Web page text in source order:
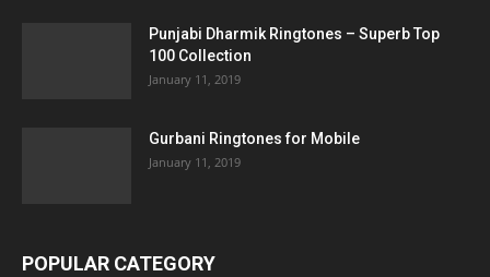
Punjabi Dharmik Ringtones – Superb Top
100 Collection
January 11, 2019
Gurbani Ringtones for Mobile
January 11, 2019
POPULAR CATEGORY